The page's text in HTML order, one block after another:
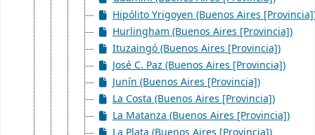
Hipólito Yrigoyen (Buenos Aires
Hurlingham (Buenos Aires [Provincia])
Ituzaingó (Buenos Aires [Provincia])
José C. Paz (Buenos Aires [Provincia])
Junín (Buenos Aires [Provincia])
La Costa (Buenos Aires [Provincia])
La Matanza (Buenos Aires [Provincia])